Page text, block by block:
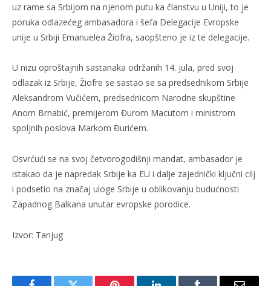
uz rame sa Srbijom na njenom putu ka članstvu u Uniji, to je
poruka odlazećeg ambasadora i šefa Delegacije Evropske
unije u Srbiji Emanuelea Žiofra, saopšteno je iz te delegacije.
U nizu oproštajnih sastanaka održanih 14. jula, pred svoj
odlazak iz Srbije, Žiofre se sastao se sa predsednikom Srbije
Aleksandrom Vučićem, predsednicom Narodne skupštine
Anom Brnabić, premijerom Đurom Macutom i ministrom
spoljnih poslova Markom Đurićem.
Osvrćući se na svoj četvorogodišnji mandat, ambasador je
istakao da je napredak Srbije ka EU i dalje zajednički ključni cilj
i podsetio na značaj uloge Srbije u oblikovanju budućnosti
Zapadnog Balkana unutar evropske porodice.
Izvor: Tanjug